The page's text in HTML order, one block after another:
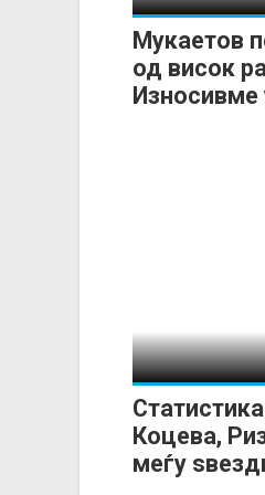
Мукаетов
од висок
Износивме
Коцева,
меѓу